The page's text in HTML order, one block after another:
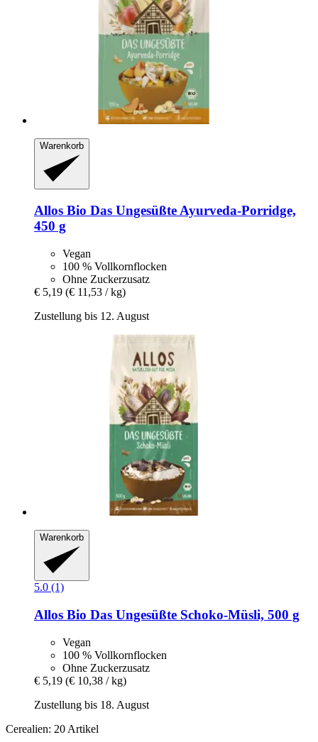
Warenkorb
Allos Bio Das Ungesüßte Ayurveda-​Porridge,
450 g
Vegan
100 % Vollkornflocken
Ohne Zuckerzusatz
€ 5,19 (€ 11,53 / kg)
Zustellung bis 12. August
Warenkorb
5.0 (1)
Allos Bio Das Ungesüßte Schoko-​Müsli, 500 g
Vegan
100 % Vollkornflocken
Ohne Zuckerzusatz
€ 5,19 (€ 10,38 / kg)
Zustellung bis 18. August
Cerealien: 20 Artikel